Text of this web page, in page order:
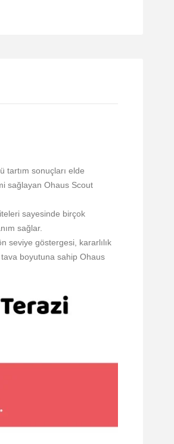
tartım sonuçları elde
sağlayan Ohaus Scout
sayesinde birçok
sağlar.
seviye göstergesi, kararlılık
boyutuna sahip Ohaus